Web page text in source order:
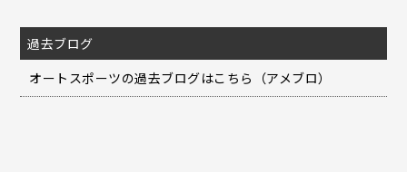
過去ブログ
オートスポーツの過去ブログはこちら（アメブロ）